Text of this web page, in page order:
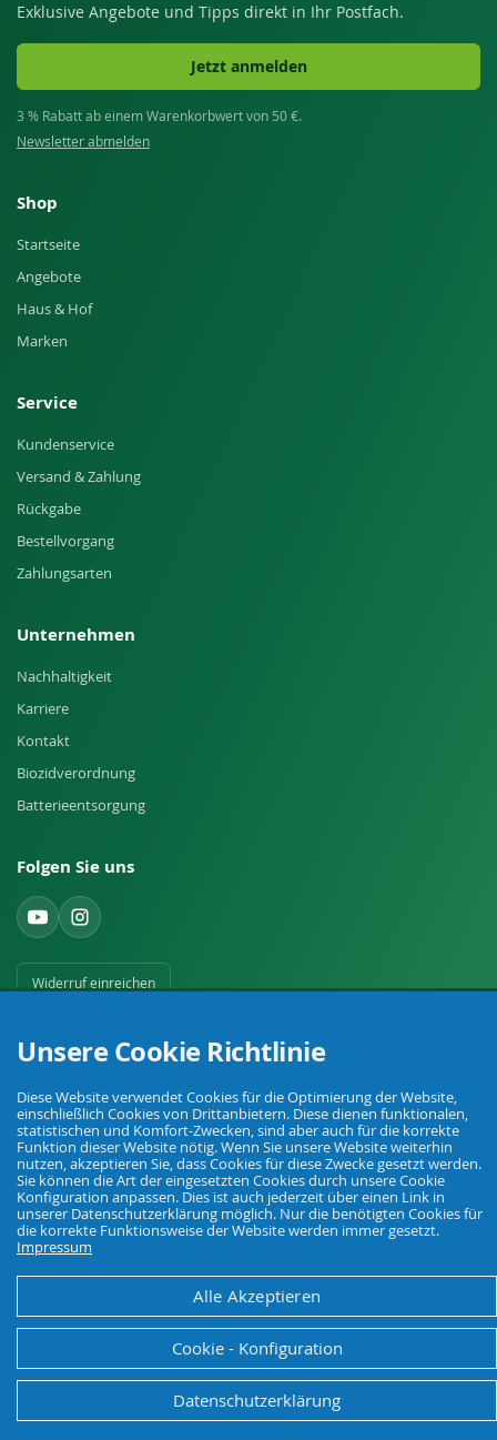
Exklusive Angebote und Tipps direkt in Ihr Postfach.
Jetzt anmelden
3 % Rabatt ab einem Warenkorbwert von 50 €.
Newsletter abmelden
Shop
Startseite
Angebote
Haus & Hof
Marken
Service
Kundenservice
Versand & Zahlung
Rückgabe
Bestellvorgang
Zahlungsarten
Unternehmen
Nachhaltigkeit
Karriere
Kontakt
Biozidverordnung
Batterieentsorgung
Folgen Sie uns
Widerruf einreichen
Ihr Fachhandel für Landwirtschaft, Viehhaltung, Haus, Hof und Garten.
© Agrarking. Alle Rechte vorbehalten.
AGBDatenschutz
Unsere Cookie Richtlinie
Diese Website verwendet Cookies für die Optimierung der Website,
einschließlich Cookies von Drittanbietern. Diese dienen funktionalen,
statistischen und Komfort-Zwecken, sind aber auch für die korrekte
Funktion dieser Website nötig. Wenn Sie unsere Website weiterhin
nutzen, akzeptieren Sie, dass Cookies für diese Zwecke gesetzt werden.
Sie können die Art der eingesetzten Cookies durch unsere Cookie
Konfiguration anpassen. Dies ist auch jederzeit über einen Link in
unserer Datenschutzerklärung möglich. Nur die benötigten Cookies für
die korrekte Funktionsweise der Website werden immer gesetzt.
Impressum
Alle Akzeptieren
Cookie - Konfiguration
Datenschutzerklärung